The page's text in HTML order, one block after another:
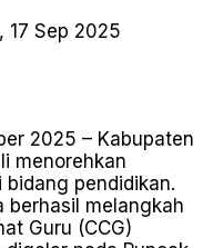
17 Sep 2025
2025 – Kabupaten
menorehkan
pendidikan.
berhasil melangkah
Guru (CCG)